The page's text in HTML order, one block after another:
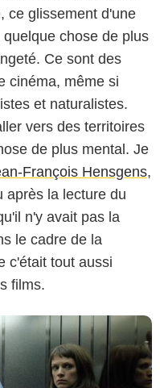
ce glissement d'une
chose de plus
Ce sont des
cinéma, même si
et naturalistes.
vers des territoires
de plus mental. Je
François Hensgens,
après la lecture du
n'y avait pas la
le cadre de la
c'était tout aussi
films.